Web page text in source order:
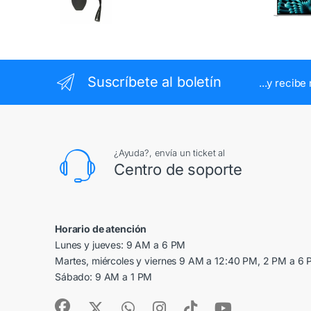
Suscríbete al boletín ...y
¿Ayuda?, envía un ticket al
Centro de soporte
Horario de atención
Lunes y jueves: 9 AM a 6 PM
Martes, miércoles y viernes 9 AM a 12:40 PM, 2 PM a 6
Sábado: 9 AM a 1 PM